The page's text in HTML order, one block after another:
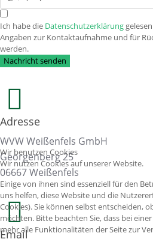
Ich habe die Datenschutzerklärung
Angaben zur Kontaktaufnahme und für
werden.
Nachricht senden
Adresse
WVW Weißenfels GmbH
Georgenberg 25
06667 Weißenfels
Email
Wir benutzen Cookies
Wir nutzen Cookies auf unserer Website.
Einige von ihnen sind essenziell für den
uns helfen, diese Website und die
Cookies). Sie können selbst entscheiden,
möchten. Bitte beachten Sie, dass bei
mehr alle Funktionalitäten der Seite zur